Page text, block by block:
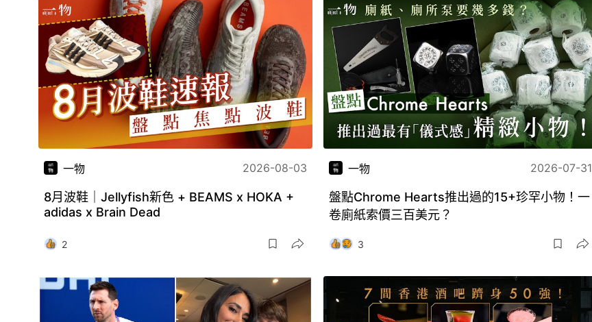
一物 2026-08-03
8月波鞋｜Jellyfish新色 + BEAMS x HOKA +
adidas x Brain Dead
2
一物 2026-07-31
盤點Chrome Hearts推出過的15+珍罕小物！一
卷廁紙索價三百美元？
3